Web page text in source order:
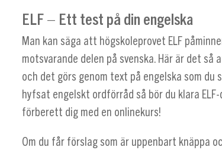
ELF – Ett test på din engelska
Man kan säga att högskoleprovet ELF
motsvarande delen på svenska. Här är det
och det görs genom text på engelska som du
hyfsat engelskt ordförråd så bör du klara
förberett dig med en onlinekurs!
Om du får förslag som är uppenbart knäppa